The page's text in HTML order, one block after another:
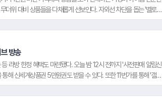
랜드 상품을 비롯해 ▲가공·간편식품(햇
반·라면·통조림·HMR 등) ▲식료품(오일
·소스·장류 등) ▲음료·간식(탄산음료·커
등) ▲청소·위생용품(세제·기저귀·물티
슈 등) 등 고객들이 필요로 하는 폭넓은
위 대비 상품들을 다채롭게 선보인다. 자외선 차단을 돕는 '벨로코
아오른 피부 진정을 위한 '리코셀 제주 알로에 수딩 젤'(300mlx3개
과 목을 감싸 피부를 보호해주는 '테크니컬 멀티 스카프'(6,000원)
이스 쿨 반바지'(7,000원대)를 비롯해, 기능성 쿨링 원단을 사용해
토바이 헬멧 등에 넣어 열감을 낮출 수 있는 '모자 아이스 쿨링
이스 넥밴드'(5,000원대) 등이 대표적이다. 대용량으로 구성된 '가성
리 와이드 제습제'(570mlx9개입)를 각각 9,000원대에, 습기 제거
틱'(3개)을 9,000원대에 판매한다.
방송
라방 한정 혜택도 마련됐다. 오늘 밤 12시 전까지 '사전판매 알림신
해 신세계상품권 5만원권도 받을 수 있다. 또한 11번가를 통해 '갤럭
파손 보장과 기기 반납 시 잔존가 보상 혜택 등을 제공하는 삼성전자
폰, T멤버십 할인·적립, 11페이 적립, 통신비 보너스 할인, 중고보상